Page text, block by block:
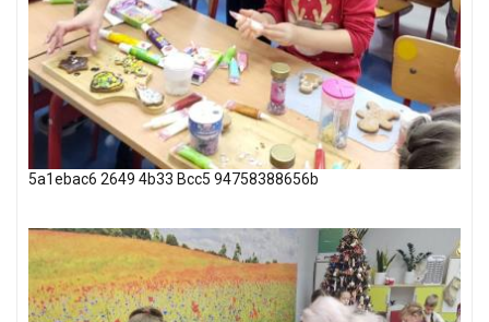
5a1ebac6 2649 4b33 Bcc5 94758388656b